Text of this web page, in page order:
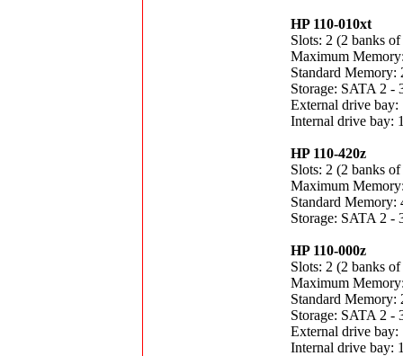
HP 110-010xt
Slots: 2 (2 banks
Maximum
Standard
Storage: SATA 2 -
External drive
Internal drive bay:
HP 110-420z
Slots: 2 (2 banks
Maximum
Standard Memory:
Storage: SATA 2 -
HP 110-000z
Slots: 2 (2 banks
Maximum
Standard Memory:
Storage: SATA 2 -
External drive
Internal drive bay: